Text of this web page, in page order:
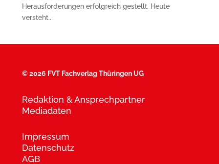
Herausforderungen erfolgreich gestellt. Heute
versteht...
©2026 FVT Fachverlag Thüringen UG
Redaktion & Ansprechpartner
Mediadaten
Impressum
Datenschutz
AGB